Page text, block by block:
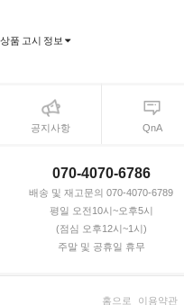
상품 고시 정보
공지사항 QnA
070-4070-6786
배송 및 재고문의 070-4070-6789
평일 오전10시~오후5시
(점심 오후12시~1시)
주말 및 공휴일 휴무
홈으로 이용약관